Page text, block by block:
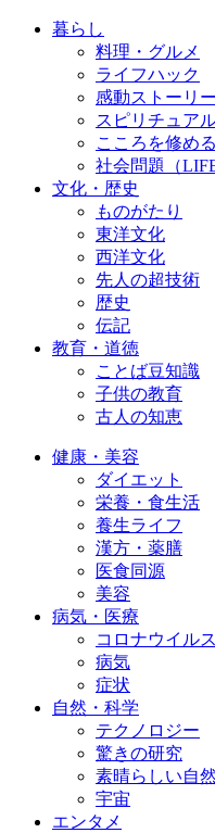
暮らし
料理・グルメ
ライフハック
感動ストーリー
スピリチュア
こころを修める
社会問題（LIFE
文化・歴史
ものがたり
東洋文化
西洋文化
先人の超技術
歴史
伝記
教育・道徳
ことば豆知識
子供の教育
古人の知恵
健康・美容
ダイエット
栄養・食生活
養生ライフ
漢方・薬膳
医食同源
美容
病気・医療
コロナウイルス
病気
症状
自然・科学
テクノロジー
驚きの研究
素晴らしい自然
宇宙
エンタメ